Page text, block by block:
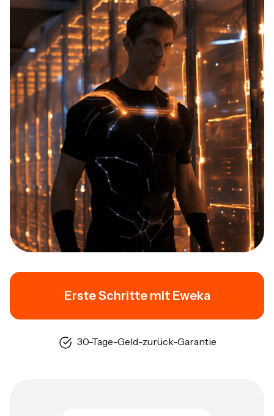
Erste Schritte mit Eweka
30-Tage-Geld-zurück-Garantie